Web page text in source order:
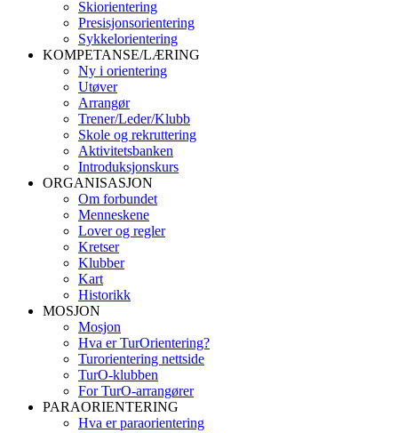
Skiorientering
Presisjonsorientering
Sykkelorientering
KOMPETANSE/LÆRING
Ny i orientering
Utøver
Arrangør
Trener/Leder/Klubb
Skole og rekruttering
Aktivitetsbanken
Introduksjonskurs
ORGANISASJON
Om forbundet
Menneskene
Lover og regler
Kretser
Klubber
Kart
Historikk
MOSJON
Mosjon
Hva er TurOrientering?
Turorientering nettside
TurO-klubben
For TurO-arrangører
PARAORIENTERING
Hva er paraorientering